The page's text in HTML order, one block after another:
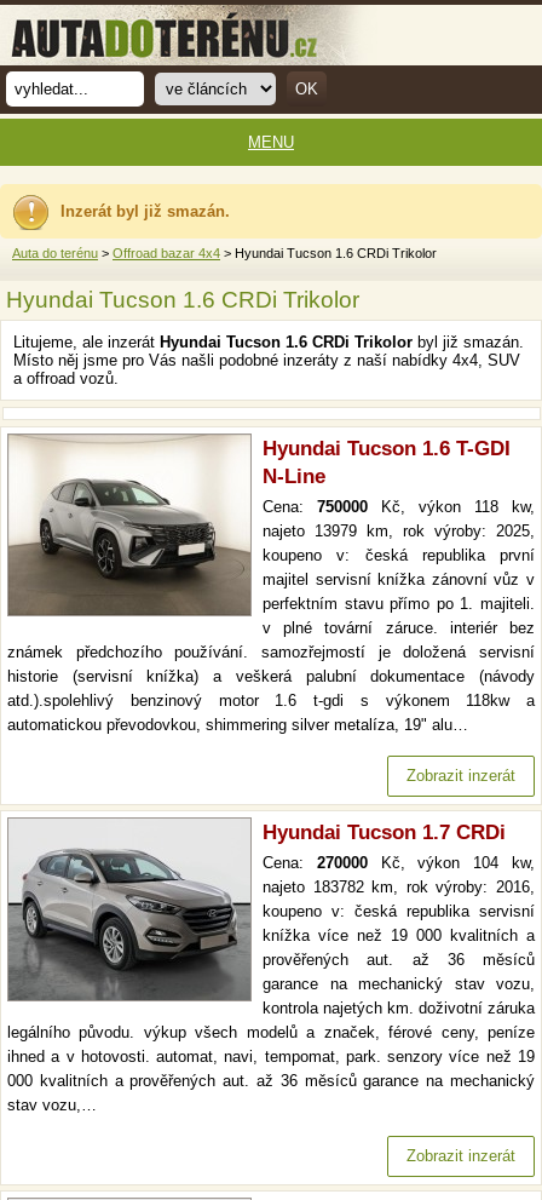
Inzerát byl již smazán.
Auta do terénu > Offroad bazar 4x4 > Hyundai Tucson 1.6 CRDi Trikolor
Hyundai Tucson 1.6 CRDi Trikolor
Litujeme, ale inzerát Hyundai Tucson 1.6 CRDi Trikolor byl již smazán.
Místo něj jsme pro Vás našli podobné inzeráty z naší nabídky 4x4, SUV
a offroad vozů.
Hyundai Tucson 1.6 T-GDI
N-Line
Cena: 750000 Kč, výkon 118 kw,
najeto 13979 km, rok výroby: 2025,
koupeno v: česká republika první
majitel servisní knížka zánovní vůz v
perfektním stavu přímo po 1. majiteli.
v plné tovární záruce. interiér bez
známek předchozího používání. samozřejmostí je doložená servisní
historie (servisní knížka) a veškerá palubní dokumentace (návody
atd.).spolehlivý benzinový motor 1.6 t-gdi s výkonem 118kw a
automatickou převodovkou, shimmering silver metalíza, 19" alu…
Zobrazit inzerát
Hyundai Tucson 1.7 CRDi
Cena: 270000Kč, výkon 104 kw,
najeto 183782 km, rok výroby: 2016,
koupeno v: česká republika servisní
knížka více než 19 000 kvalitních a
prověřených aut. až 36 měsíců
garance na mechanický stav vozu,
kontrola najetých km. doživotní záruka
legálního původu. výkup všech modelů a značek, férové ceny, peníze
ihned a v hotovosti. automat, navi, tempomat, park. senzory více než 19
000 kvalitních a prověřených aut. až 36 měsíců garance na mechanický
stav vozu,…
Zobrazit inzerát
MENU